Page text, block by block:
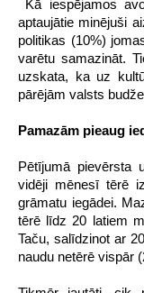
Kā iespējamos
aptaujātie minējuši
politikas (10%)
varētu samazināt.
uzskata, ka uz
pārējām valsts
Pamazām pieaug
Pētījumā pievērsta
vidēji mēnesī tērē
grāmatu iegādei.
tērē līdz 20 latiem
Taču, salīdzinot ar
naudu netērē vispār